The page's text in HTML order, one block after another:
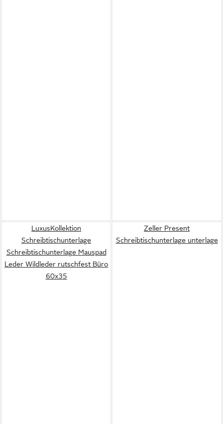
LuxusKollektion
Schreibtischunterlage
Schreibtischunterlage Mauspad
Leder Wildleder rutschfest Büro
60x35
Zeller Present
Schreibtischunterlage unterlage